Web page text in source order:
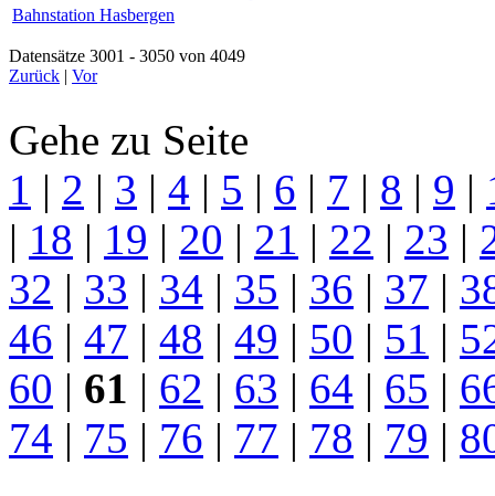
Bahnstation Hasbergen
Datensätze 3001 - 3050 von 4049
Zurück | Vor
Gehe zu Seite
1 | 2 | 3 | 4 | 5 | 6 | 7 | 8 | 9 |
| 18 | 19 | 20 | 21 | 22 | 23 |
32 | 33 | 34 | 35 | 36 | 37 |
46 | 47 | 48 | 49 | 50 | 51 |
60 | 61 | 62 | 63 | 64 | 65 |
74 | 75 | 76 | 77 | 78 | 79 |